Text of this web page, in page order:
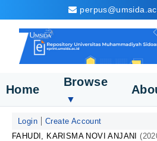
Home
Browse
▼
Login
Create Account
FAHUDI, KARISMA NOVI ANJANI